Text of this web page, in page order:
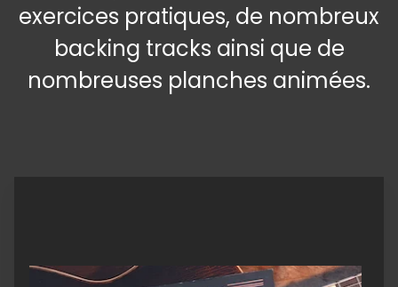
exercices pratiques, de nombreux
backing tracks ainsi que de
nombreuses planches animées.